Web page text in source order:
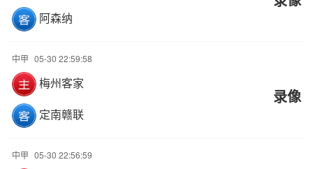
阿森纳
中甲 05-30 22:59:58
梅州客家
定南赣联
录像
中甲 05-30 22:56:59